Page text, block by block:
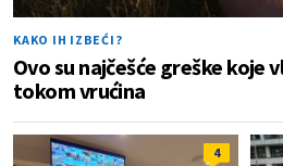
KAKO IH IZBEĆI?
Ovo su najčešće greške koje
tokom vrućina
4